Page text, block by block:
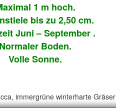
1 m hoch.
bis zu 2,50 cm.
Juni – September .
Normaler Boden.
Volle Sonne.
immergrüne winterharte Gräser